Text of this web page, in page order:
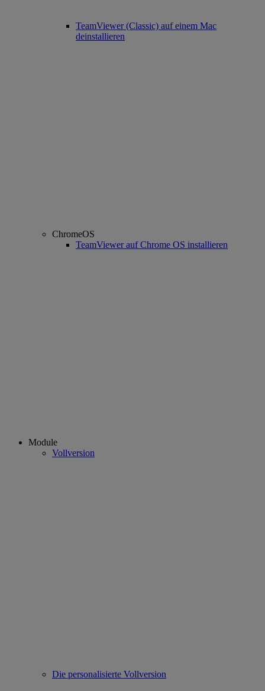
TeamViewer (Classic) auf einem Mac
deinstallieren
ChromeOS
TeamViewer auf Chrome OS installieren
Module
Vollversion
Die personalisierte Vollversion